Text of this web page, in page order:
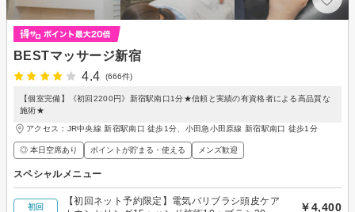
BESTマッサージ新宿
4.4
(666件)
【個室完備】《初回2200円》新宿駅南口1分★信頼と実績の有資格者による高品質な
施術★
アクセス：JR中央線 新宿駅南口 徒歩1分、小田急小田原線 新宿駅南口 徒歩1分
◎ 本日空席あり ポイントが貯まる・使える メンズ歓迎
スペシャルメニュー
初回
【初回ネット予約限定】電気バリブラシ頭皮ケア
￥4,400